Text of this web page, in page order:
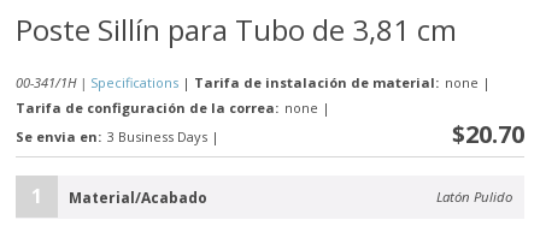
Poste Sillín para Tubo de 3,81 cm
00-341/1H | Specifications | Tarifa de instalación de material: none |
Tarifa de configuración de la correa: none |
Se envia en: 3 Business Days | $20.70
1 Material/Acabado Latón Pulido